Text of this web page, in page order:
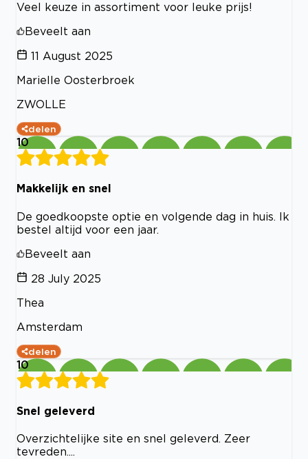
Veel keuze in assortiment voor leuke prijs!
Beveelt aan
11 August 2025
Marielle Oosterbroek
ZWOLLE
delen
10
Makkelijk en snel
De goedkoopste optie en volgende dag in huis. Ik
bestel altijd voor een jaar.
Beveelt aan
28 July 2025
Thea
Amsterdam
delen
10
Snel geleverd
Overzichtelijke site en snel geleverd. Zeer
tevreden....